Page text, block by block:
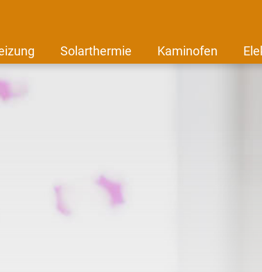
Solarthermie Kaminofen